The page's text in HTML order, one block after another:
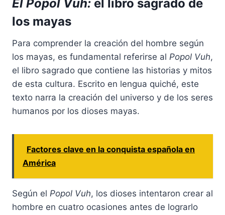
El Popol Vuh: el libro sagrado de
los mayas
Para comprender la creación del hombre según
los mayas, es fundamental referirse al Popol Vuh,
el libro sagrado que contiene las historias y mitos
de esta cultura. Escrito en lengua quiché, este
texto narra la creación del universo y de los seres
humanos por los dioses mayas.
Factores clave en la conquista española en
América
Según el Popol Vuh, los dioses intentaron crear al
hombre en cuatro ocasiones antes de lograrlo